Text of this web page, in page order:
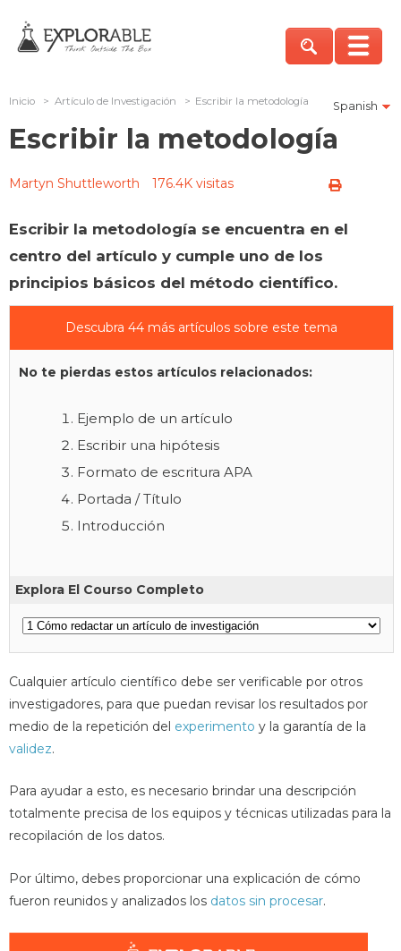
Spanish
Inicio > Artículo de Investigación > Escribir la metodología
Escribir la metodología
Martyn Shuttleworth 176.4K visitas
Escribir la metodología se encuentra en el
centro del artículo y cumple uno de los
principios básicos del método científico.
Descubra 44 más artículos sobre este tema
No te pierdas estos artículos relacionados:
Ejemplo de un artículo
Escribir una hipótesis
Formato de escritura APA
Portada / Título
Introducción
Explora El Courso Completo
Cualquier artículo científico debe ser verificable por otros
investigadores, para que puedan revisar los resultados por
medio de la repetición del experimento y la garantía de la
validez.
Para ayudar a esto, es necesario brindar una descripción
totalmente precisa de los equipos y técnicas utilizadas para la
recopilación de los datos.
Por último, debes proporcionar una explicación de cómo
fueron reunidos y analizados los datos sin procesar.